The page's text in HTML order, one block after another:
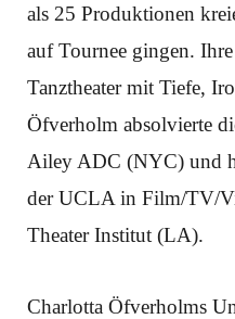
als 25 Produktionen
auf Tournee gingen.
Tanztheater mit Tiefe,
Öfverholm absolvierte
Ailey ADC (NYC) und
der UCLA in Film/TV/
Theater Institut (LA).
Charlotta Öfverholms